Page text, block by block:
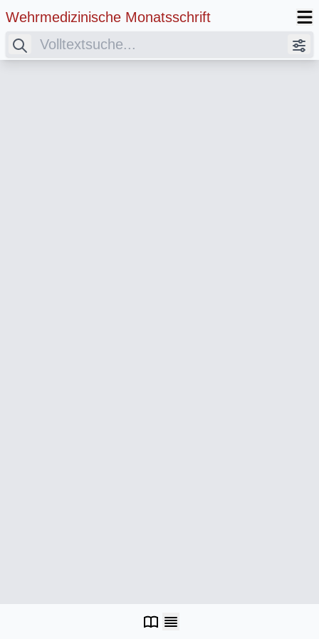
Wehrmedizinische Monatsschrift